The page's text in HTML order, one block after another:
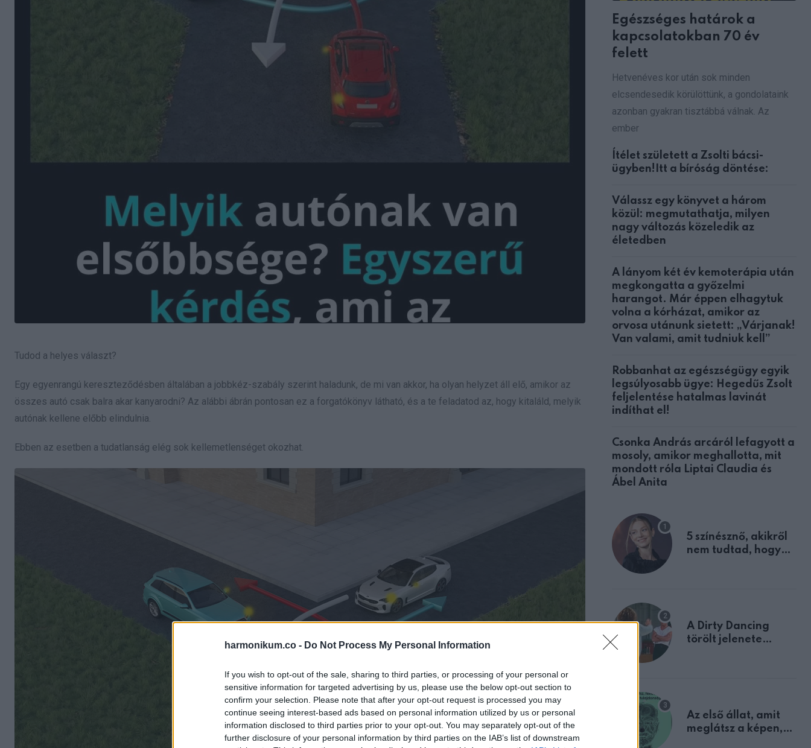
harmonikum.co - Do Not Process My Personal Information
If you wish to opt-out of the sale, sharing to third parties, or processing of your personal or
sensitive information for targeted advertising by us, please use the below opt-out section to
confirm your selection. Please note that after your opt-out request is processed you may
continue seeing interest-based ads based on personal information utilized by us or personal
information disclosed to third parties prior to your opt-out. You may separately opt-out of the
further disclosure of your personal information by third parties on the IAB’s list of downstream
Tudod a helyes választ?
Egy egyenrangú kereszteződésben általában a jobbkéz-szabály szerint haladunk, de mi van akkor, ha olyan helyzet áll elő, amikor az
összes autó csak balra akar kanyarodni? Az alábbi ábrán pontosan ez a forgatókönyv látható, és a te feladatod az, hogy kitaláld, melyik
autónak kellene előbb elindulnia.
Ebben az esetben a tudatlanság elég sok kellemetlenséget okozhat.
Egészséges határok a
kapcsolatokban 70 év
felett
Hetvenéves kor után sok minden
elcsendesedik körülöttünk, a gondolataink
azonban gyakran tisztábbá válnak. Az
ember
Ítélet született a Zsolti bácsi-
ügyben!Itt a bíróság döntése:
Válassz egy könyvet a három
közül: megmutathatja, milyen
nagy változás közeledik az
életedben
A lányom két év kemoterápia után
megkongatta a győzelmi
harangot. Már éppen elhagytuk
volna a kórházat, amikor az
orvosa utánunk sietett: „Várjanak!
Van valami, amit tudniuk kell”
Robbanhat az egészségügy egyik
legsúlyosabb ügye: Hegedűs Zsolt
feljelentése hatalmas lavinát
indíthat el!
Csonka András arcáról lefagyott a
mosoly, amikor meghallotta, mit
mondott róla Liptai Claudia és
Ábel Anita
5 színésznő, akikről
nem tudtad, hogy
A Dirty Dancing
törölt jelenete
Az első állat, amit
meglátsz a képen,